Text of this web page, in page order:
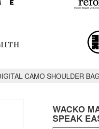
CAMO SHOULDER BAG
WACKO
SPEAK